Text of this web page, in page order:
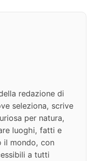
redazione di
seleziona, scrive
per natura,
luoghi, fatti e
il mondo, con
a tutti